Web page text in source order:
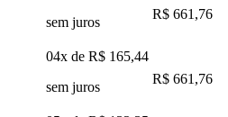
sem juros
R$ 661,76
04x de R$ 165,44
sem juros
R$ 661,76